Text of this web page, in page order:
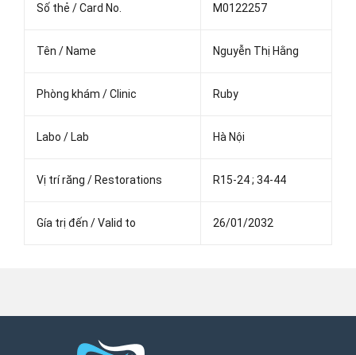
Số thẻ / Card No. M0122257
Tên / Name Nguyễn Thị Hằng
Phòng khám / Clinic Ruby
Labo / Lab Hà Nội
Vị trí răng / Restorations R15-24 ; 34-44
Gía trị đến / Valid to 26/01/2032